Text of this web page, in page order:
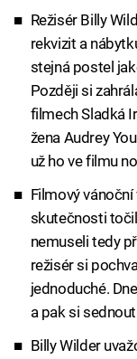
Režisér Billy
rekvizit a
stejná postel
Později si
filmech Sladká
žena Audrey
už ho ve filmu
Filmový
skutečnosti
nemuseli tedy
režisér si
jednoduché.
a pak si
Billy Wilder